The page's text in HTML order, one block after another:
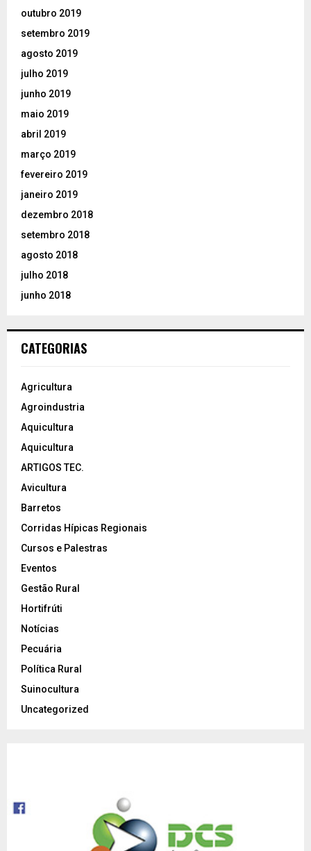
outubro 2019
setembro 2019
agosto 2019
julho 2019
junho 2019
maio 2019
abril 2019
março 2019
fevereiro 2019
janeiro 2019
dezembro 2018
setembro 2018
agosto 2018
julho 2018
junho 2018
CATEGORIAS
Agricultura
Agroindustria
Aquicultura
Aquicultura
ARTIGOS TEC.
Avicultura
Barretos
Corridas Hípicas Regionais
Cursos e Palestras
Eventos
Gestão Rural
Hortifrúti
Notícias
Pecuária
Política Rural
Suinocultura
Uncategorized